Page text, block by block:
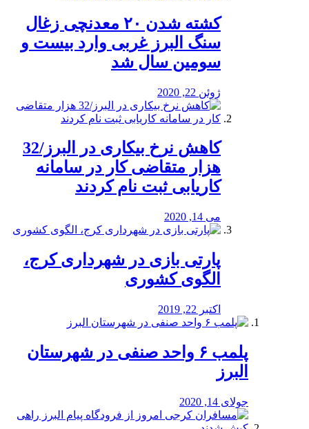
کشته شدن ۲۰ معدنچی زغال
سنگ البرز غربی وارد بیست و
سومین سال شد
ژوئن 22, 2020
کاهش نرخ بیکاری در البرز/32
هزار متقاضی کار در سامانه
کاریابی ثبت نام کردند
می 14, 2020
پارتی بازی در شهرداری کرج،
الگوی کشوری
اکتبر 22, 2019
پلمب ۶ واحد صنفی در شهرستان
البرز
جولای 14, 2020